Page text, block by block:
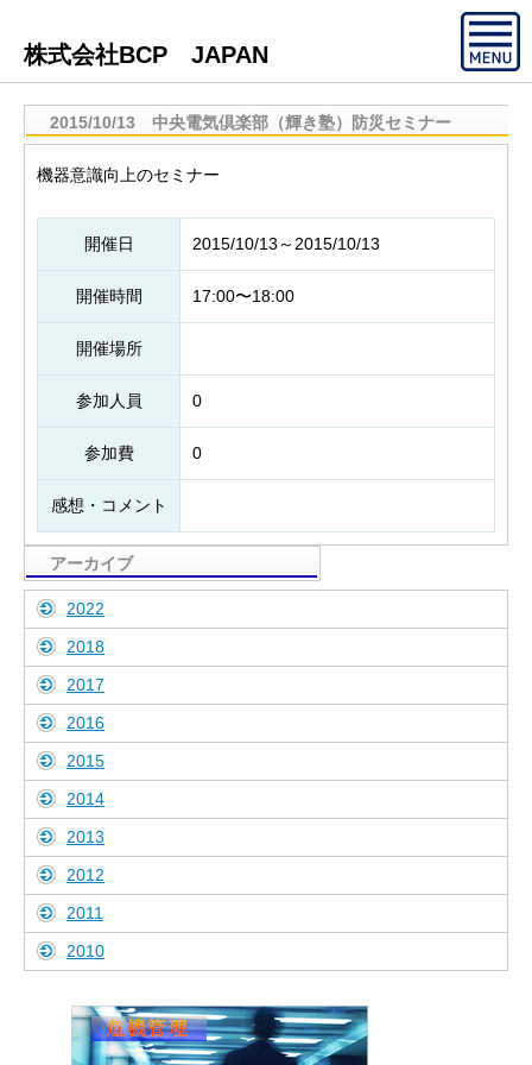
株式会社BCP JAPAN
2015/10/13 中央電気倶楽部（輝き塾）防災セミナー
機器意識向上のセミナー
開催日 2015/10/13～2015/10/13
開催時間 17:00〜18:00
開催場所
参加人員 0
参加費 0
感想・コメント
アーカイブ
2022
2018
2017
2016
2015
2014
2013
2012
2011
2010